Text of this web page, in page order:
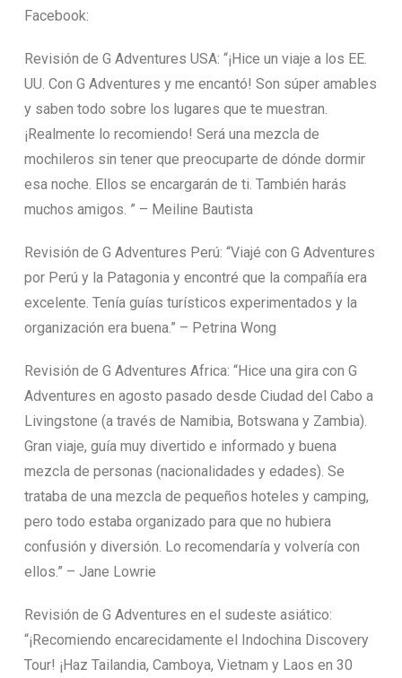
Facebook:
Revisión de G Adventures USA: “¡Hice un viaje a los EE.
UU. Con G Adventures y me encantó! Son súper amables
y saben todo sobre los lugares que te muestran.
¡Realmente lo recomiendo! Será una mezcla de
mochileros sin tener que preocuparte de dónde dormir
esa noche. Ellos se encargarán de ti. También harás
muchos amigos. ” – Meiline Bautista
Revisión de G Adventures Perú: “Viajé con G Adventures
por Perú y la Patagonia y encontré que la compañía era
excelente. Tenía guías turísticos experimentados y la
organización era buena.” – Petrina Wong
Revisión de G Adventures Africa: “Hice una gira con G
Adventures en agosto pasado desde Ciudad del Cabo a
Livingstone (a través de Namibia, Botswana y Zambia).
Gran viaje, guía muy divertido e informado y buena
mezcla de personas (nacionalidades y edades). Se
trataba de una mezcla de pequeños hoteles y camping,
pero todo estaba organizado para que no hubiera
confusión y diversión. Lo recomendaría y volvería con
ellos.” – Jane Lowrie
Revisión de G Adventures en el sudeste asiático:
“¡Recomiendo encarecidamente el Indochina Discovery
Tour! ¡Haz Tailandia, Camboya, Vietnam y Laos en 30